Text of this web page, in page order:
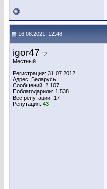
16.08.2021, 12:48
igor47
Местный
Регистрация: 31.07.2012
Адрес: Беларусь
Сообщений: 2,107
Поблагодарили: 1,538
Вес репутации: 17
Репутация: 43